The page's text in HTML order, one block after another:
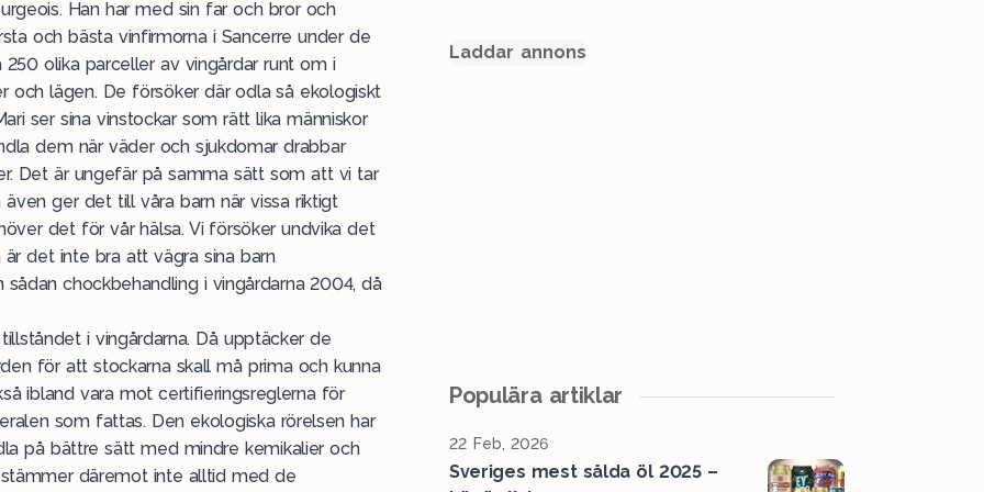
Han har med sin far och bror och
och bästa vinfirmorna i Sancerre under de
olika parceller av vingårdar runt om i
och lägen. De försöker där odla så ekologiskt
ser sina vinstockar som rätt lika människor
dem när väder och sjukdomar drabbar
Det är ungefär på samma sätt som att vi tar
ger det till våra barn när vissa riktigt
det för vår hälsa. Vi försöker undvika det
det inte bra att vägra sina barn
chockbehandling i vingårdarna 2004, då
i vingårdarna. Då upptäcker de
för att stockarna skall må prima och kunna
ibland vara mot certifieringsreglerna för
som fattas. Den ekologiska rörelsen har
på bättre sätt med mindre kemikalier och
däremot inte alltid med de
Laddar annons
Populära artiklar
22 Feb, 2026
Sveriges mest sålda öl 2025 –